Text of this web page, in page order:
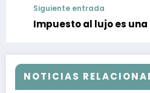
Siguiente entrada
Impuesto al lujo es
NOTICIAS